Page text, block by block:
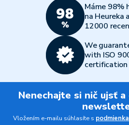
Máme 98%
na Heureka
12000
We
with ISO
certification
Nenechajte si nič ujsť
Vložením e-mailu súhlasíte s